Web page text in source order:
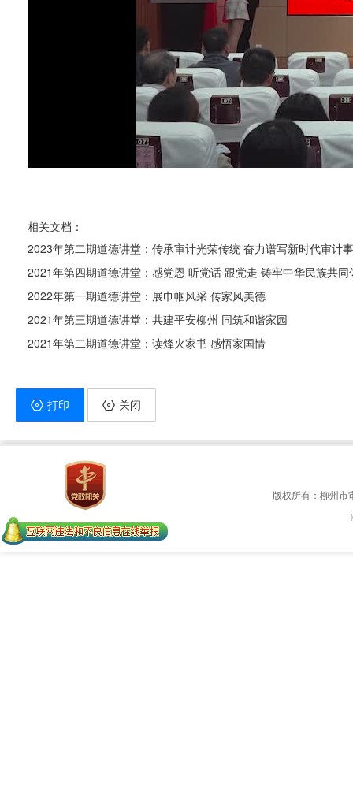
相关文档：
2023年第二期道德讲堂：传承审计光荣传统 奋力谱写新时代审计
2021年第四期道德讲堂：感党恩 听党话 跟党走 铸牢中华民族共同
2022年第一期道德讲堂：展巾帼风采 传家风美德
2021年第三期道德讲堂：共建平安柳州 同筑和谐家园
2021年第二期道德讲堂：读烽火家书 感悟家国情
打印 关闭
版权所有：柳州市